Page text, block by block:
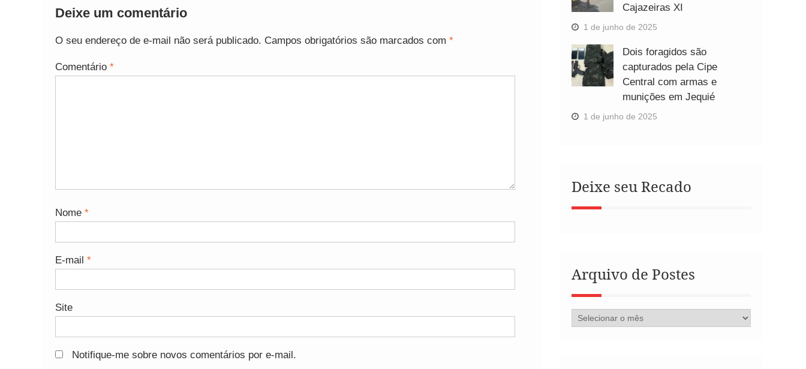
Deixe um comentário
O seu endereço de e-mail não será publicado. Campos obrigatórios são marcados com *
Comentário *
Nome *
E-mail *
Site
Notifique-me sobre novos comentários por e-mail.
Cajazeiras XI
1 de junho de 2025
Dois foragidos são
capturados pela Cipe
Central com armas e
munições em Jequié
1 de junho de 2025
Deixe seu Recado
Arquivo de Postes
Arquivo